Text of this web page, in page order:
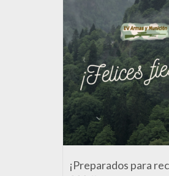
¡Preparados para